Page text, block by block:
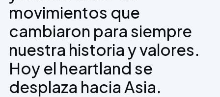
movimientos que
cambiaron para siempre
nuestra historia y valores.
Hoy el heartland se
desplaza hacia Asia.